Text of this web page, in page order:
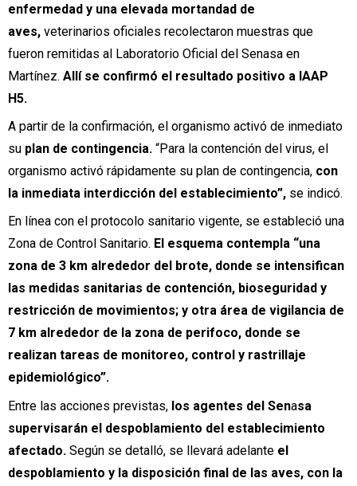
enfermedad y una elevada mortandad de
aves, veterinarios oficiales recolectaron muestras que
fueron remitidas al Laboratorio Oficial del Senasa en
Martínez. Allí se confirmó el resultado positivo a IAAP
H5.
A partir de la confirmación, el organismo activó de inmediato
su plan de contingencia. “Para la contención del virus, el
organismo activó rápidamente su plan de contingencia, con
la inmediata interdicción del establecimiento”, se indicó.
En línea con el protocolo sanitario vigente, se estableció una
Zona de Control Sanitario. El esquema contempla “una
zona de 3 km alrededor del brote, donde se intensifican
las medidas sanitarias de contención, bioseguridad y
restricción de movimientos; y otra área de vigilancia de
7 km alrededor de la zona de perifoco, donde se
realizan tareas de monitoreo, control y rastrillaje
epidemiológico”.
Entre las acciones previstas, los agentes del Senasa
supervisarán el despoblamiento del establecimiento
afectado. Según se detalló, se llevará adelante el
despoblamiento y la disposición final de las aves, con la